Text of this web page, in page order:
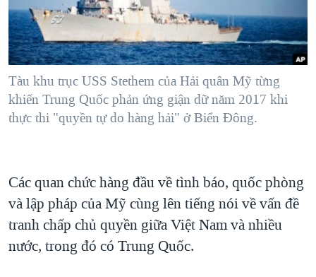
"Tìm"NGƯỜI VIỆT HẢI NGOẠI
ĐỜI SỐNG
KINH TẾ
KHOA HỌC
SỨC KHOẺ
GIÁO DỤC
HÀNH TRÌNH BẦU CỬ 2024
MỘT NĂM CHIẾN TRANH TẠI DẢI GAZA
GIẢI MÃ VÀNH ĐAI & CON ĐƯỜNG
NGÀY TỊ NẠN THẾ GIỚI
CHI PHÍ CHIẾN TRANH AFGHANISTAN
CÁC GIÁ TRỊ CỘNG HÒA Ở VIỆT NAM
THƯỢNG ĐỈNH TRUMP-KIM TẠI VIỆT NAM
TRỊNH VĨNH BÌNH VS. CHÍNH PHỦ VIỆT NAM
VIDEO
NGHE
MẠNG XÃ HỘI
Tàu khu trục USS Stethem của Hải quân Mỹ từng
khiến Trung Quốc phản ứng giận dữ năm 2017 khi
thực thi "quyền tự do hàng hải" ở Biển Đông.
Các quan chức hàng đầu về tình báo, quốc phòng
và lập pháp của Mỹ cùng lên tiếng nói về vấn đề
tranh chấp chủ quyền giữa Việt Nam và nhiều
nước, trong đó có Trung Quốc.